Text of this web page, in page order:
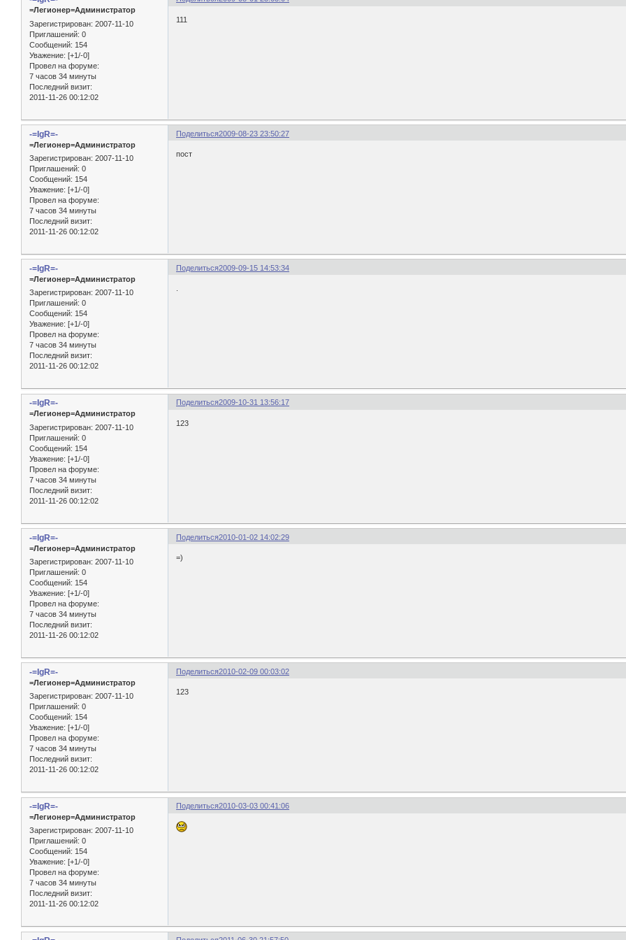
=Легионер=Администратор
Зарегистрирован: 2007-11-10
Приглашений: 0
Сообщений: 154
Уважение: [+1/-0]
Провел на форуме:
7 часов 34 минуты
Последний визит:
2011-11-26 00:12:02
111
Поделиться2009-08-23 23:50:27
-=IgR=-
=Легионер=Администратор
Зарегистрирован: 2007-11-10
Приглашений: 0
Сообщений: 154
Уважение: [+1/-0]
Провел на форуме:
7 часов 34 минуты
Последний визит:
2011-11-26 00:12:02
пост
Поделиться2009-09-15 14:53:34
-=IgR=-
=Легионер=Администратор
Зарегистрирован: 2007-11-10
Приглашений: 0
Сообщений: 154
Уважение: [+1/-0]
Провел на форуме:
7 часов 34 минуты
Последний визит:
2011-11-26 00:12:02
.
Поделиться2009-10-31 13:56:17
-=IgR=-
=Легионер=Администратор
Зарегистрирован: 2007-11-10
Приглашений: 0
Сообщений: 154
Уважение: [+1/-0]
Провел на форуме:
7 часов 34 минуты
Последний визит:
2011-11-26 00:12:02
123
Поделиться2010-01-02 14:02:29
-=IgR=-
=Легионер=Администратор
Зарегистрирован: 2007-11-10
Приглашений: 0
Сообщений: 154
Уважение: [+1/-0]
Провел на форуме:
7 часов 34 минуты
Последний визит:
2011-11-26 00:12:02
=)
Поделиться2010-02-09 00:03:02
-=IgR=-
=Легионер=Администратор
Зарегистрирован: 2007-11-10
Приглашений: 0
Сообщений: 154
Уважение: [+1/-0]
Провел на форуме:
7 часов 34 минуты
Последний визит:
2011-11-26 00:12:02
123
Поделиться2010-03-03 00:41:06
-=IgR=-
=Легионер=Администратор
Зарегистрирован: 2007-11-10
Приглашений: 0
Сообщений: 154
Уважение: [+1/-0]
Провел на форуме:
7 часов 34 минуты
Последний визит:
2011-11-26 00:12:02